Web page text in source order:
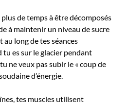
de temps à être décomposés
à maintenir un niveau de sucre
au long de tes séances
tu es sur le glacier pendant
ne veux pas subir le « coup de
d’énergie.
tes muscles utilisent